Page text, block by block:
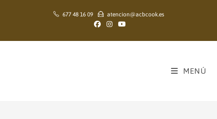
677 48 16 09 atencion@acbcook.es
MENÚ